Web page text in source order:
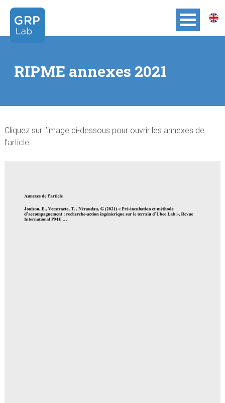
RIPME annexes 2021
Cliquez sur l’image ci-dessous pour ouvrir les annexes de
l’article …..